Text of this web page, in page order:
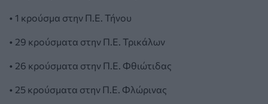
• 1 κρούσμα στην Π.Ε. Τήνου
• 29 κρούσματα στην Π.Ε. Τρικάλων
• 26 κρούσματα στην Π.Ε. Φθιώτιδας
• 25 κρούσματα στην Π.Ε. Φλώρινας